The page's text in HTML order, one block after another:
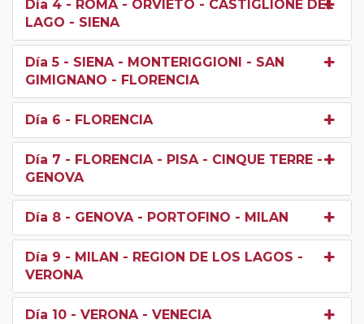
Día 4 - ROMA - ORVIETO - CASTIGLIONE DEL
LAGO - SIENA
Día 5 - SIENA - MONTERIGGIONI - SAN
GIMIGNANO - FLORENCIA
Día 6 - FLORENCIA
Día 7 - FLORENCIA - PISA - CINQUE TERRE -
GENOVA
Día 8 - GENOVA - PORTOFINO - MILAN
Día 9 - MILAN - REGION DE LOS LAGOS -
VERONA
Día 10 - VERONA - VENECIA